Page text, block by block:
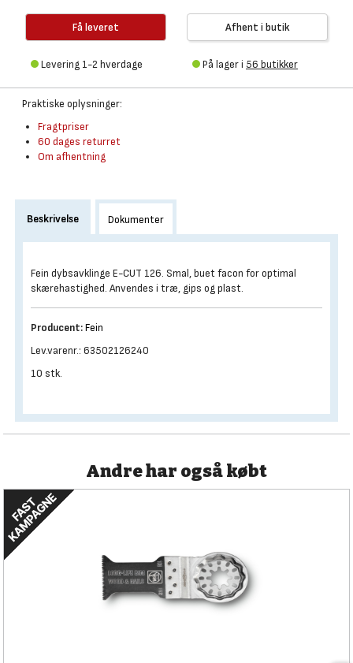
Få leveret
Levering 1-2 hverdage
Afhent i butik
På lager i 56 butikker
Praktiske oplysninger:
Fragtpriser
60 dages returret
Om afhentning
Beskrivelse Dokumenter
Fein dybsavklinge E-CUT 126. Smal, buet facon for optimal
skærehastighed. Anvendes i træ, gips og plast.
Producent:Fein
Lev.varenr.: 63502126240
10 stk.
Andre har også købt